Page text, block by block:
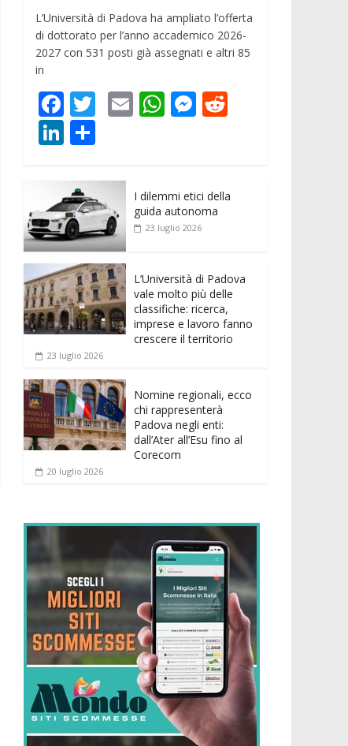
L’Università di Padova ha ampliato l’offerta
di dottorato per l’anno accademico 2026-
2027 con 531 posti già assegnati e altri 85
in
F
ac
e
b
o
o
k
T
er
E W
A
p
M
n
g
t
Li
k
e
dI
n
n
di
vi
di
I dilemmi etici della
guida autonoma
23 luglio 2026
L’Università di Padova
vale molto più delle
classifiche: ricerca,
imprese e lavoro fanno
crescere il territorio
23 luglio 2026
Nomine regionali, ecco
chi rappresenterà
Padova negli enti:
dall’Ater all’Esu fino al
Corecom
20 luglio 2026